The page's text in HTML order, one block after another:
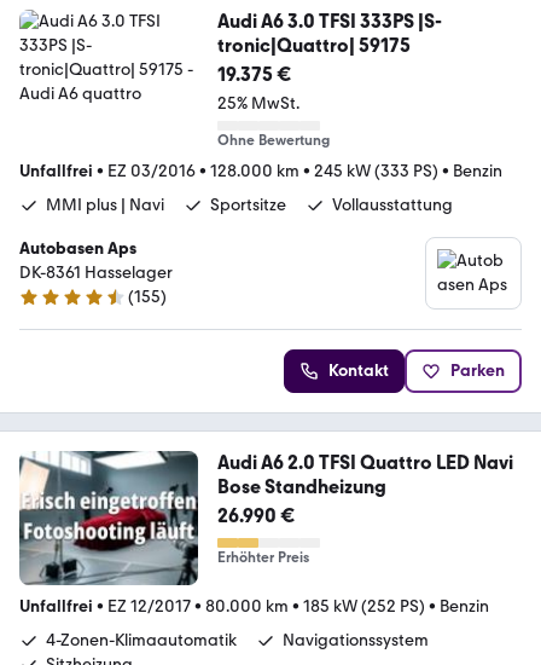
Audi A6 3.0 TFSI 333PS |S-
tronic|Quattro| 59175
19.375 €
25% MwSt.
Ohne Bewertung
Unfallfrei • EZ 03/2016• 128.000 km • 245 kW (333 PS) • Benzin
MMI plus | Navi
Sportsitze Vollausstattung
Autobasen Aps
DK-8361 Hasselager
4.6 Sterne
(155)
Kontakt Parken
Audi A6 2.0 TFSI Quattro LED Navi
Bose Standheizung
26.990 €
Erhöhter Preis
Unfallfrei • EZ 12/2017• 80.000 km • 185 kW (252 PS) • Benzin
4-Zonen-Klimaautomatik
Navigationssystem